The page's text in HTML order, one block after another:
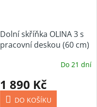
Dolní skříňka OLINA 3 s
pracovní deskou (60 cm)
Do 21 dní
1 890 Kč
DO KOŠÍKU